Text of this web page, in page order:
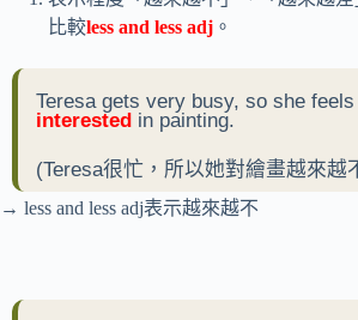
比較less and less adj 。
Teresa gets very busy, so she feels
interested in painting.
(Teresa很忙，所以她對繪畫越來越
→ less and less adj表示越來越不